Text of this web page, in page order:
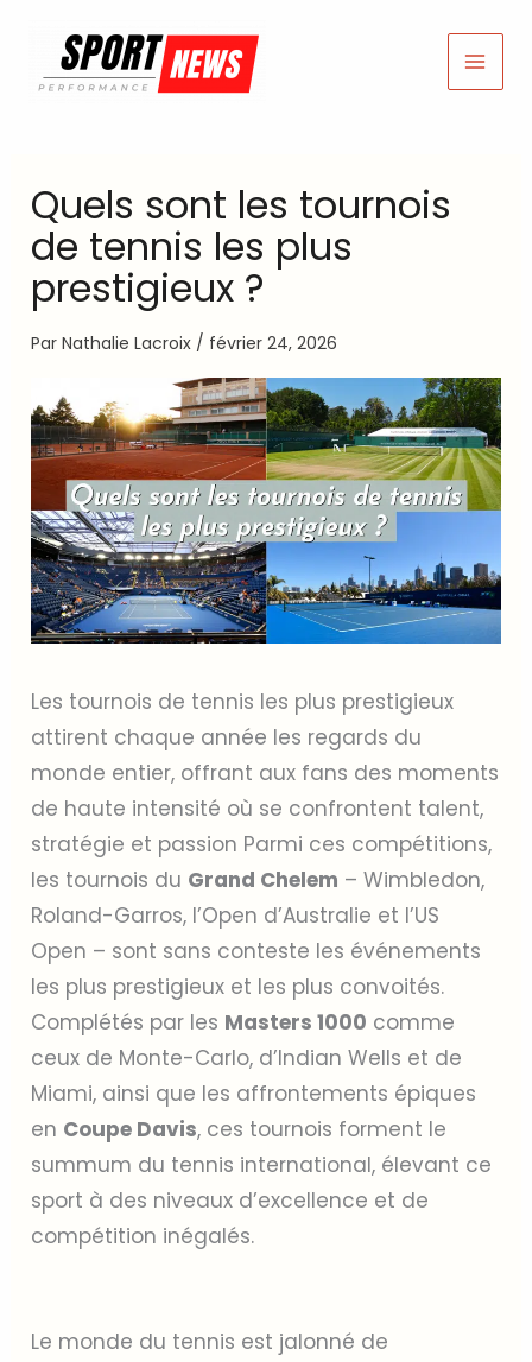
contenu
Quels sont les tournois
de tennis les plus
prestigieux ?
ParNathalie Lacroix / février 24, 2026
Les tournois de tennis les plus prestigieux
attirent chaque année les regards du
monde entier, offrant aux fans des moments
de haute intensité où se confrontent talent,
stratégie et passion Parmi ces compétitions,
les tournois du Grand Chelem – Wimbledon,
Roland-Garros, l’Open d’Australie et l’US
Open – sont sans conteste les événements
les plus prestigieux et les plus convoités.
Complétés par les Masters 1000 comme
ceux de Monte-Carlo, d’Indian Wells et de
Miami, ainsi que les affrontements épiques
en Coupe Davis, ces tournois forment le
summum du tennis international, élevant ce
sport à des niveaux d’excellence et de
compétition inégalés.
Le monde du tennis est jalonné de